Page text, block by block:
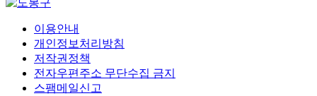
이용안내
개인정보처리방침
저작권정책
전자우편주소 무단수집 금지
스팸메일신고